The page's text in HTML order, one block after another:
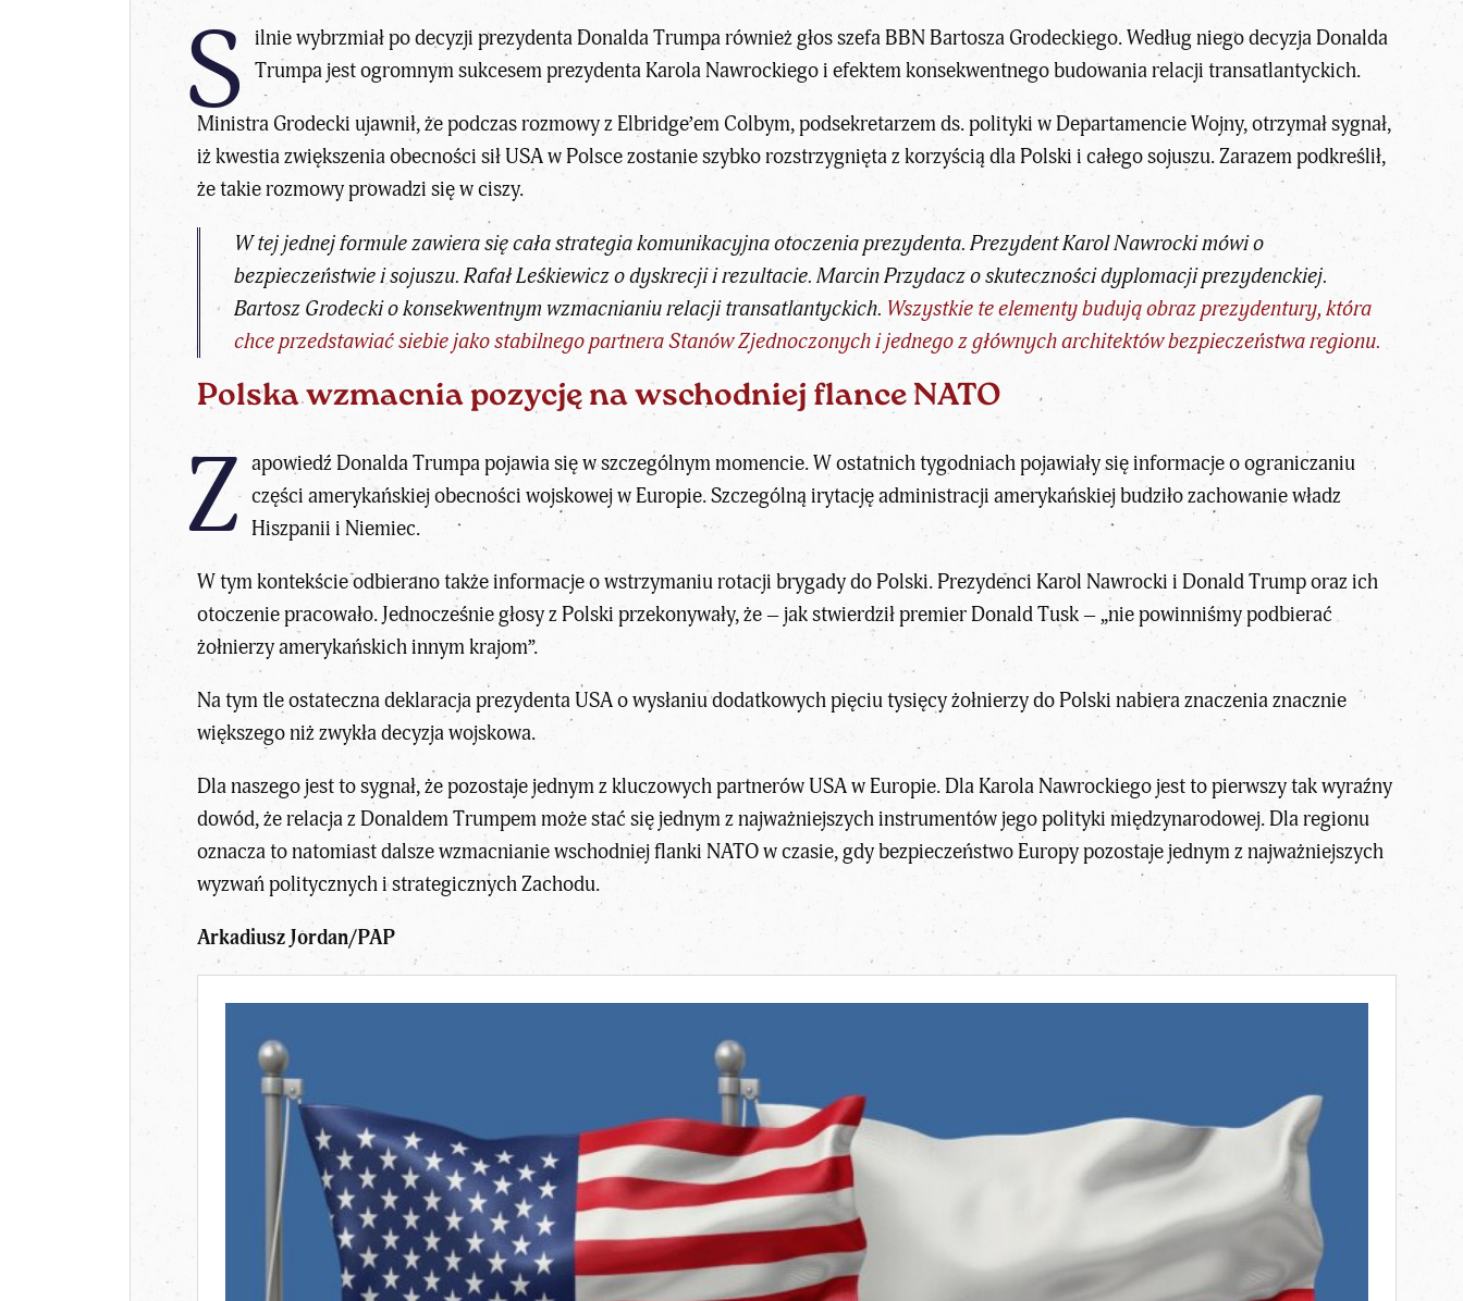
S ilnie wybrzmiał po decyzji prezydenta Donalda Trumpa również głos szefa BBN Bartosza Grodeckiego. Według niego decyzja Donalda
Trumpa jest ogromnymsukcesem prezydenta Karola Nawrockiegoi efektem konsekwentnego budowania relacji transatlantyckich.
Ministra Grodecki ujawnił, że podczas rozmowy z Elbridge’em Colbym, podsekretarzem ds. polityki w Departamencie Wojny, otrzymał sygnał,
iż kwestia zwiększenia obecności sił USA w Polsce zostanie szybko rozstrzygnięta z korzyścią dla Polski i całego sojuszu. Zarazem podkreślił,
że takie rozmowy prowadzi się w ciszy.
W tej jednej formule zawiera się cała strategia komunikacyjna otoczenia prezydenta. Prezydent Karol Nawrocki mówi o
bezpieczeństwie i sojuszu. Rafał Leśkiewicz o dyskrecji i rezultacie. Marcin Przydacz o skuteczności dyplomacji prezydenckiej.
Bartosz Grodecki o konsekwentnym wzmacnianiu relacji transatlantyckich. Wszystkie te elementy budują obraz prezydentury, która
chce przedstawiać siebie jako stabilnego partnera Stanów Zjednoczonych i jednego z głównych architektów bezpieczeństwa regionu.
Polska wzmacnia pozycję na wschodniej flance NATO
Z apowiedź Donalda Trumpa pojawia się w szczególnym momencie. W ostatnich tygodniach pojawiały się informacje o ograniczaniu
części amerykańskiej obecności wojskowej w Europie. Szczególną irytację administracji amerykańskiej budziło zachowanie władz
Hiszpanii i Niemiec.
W tym kontekście odbierano także informacje o wstrzymaniu rotacji brygady do Polski. Prezydenci Karol Nawrocki i Donald Trump oraz ich
otoczenie pracowało. Jednocześnie głosy z Polski przekonywały, że – jak stwierdził premier Donald Tusk – „nie powinniśmy podbierać
żołnierzy amerykańskich innym krajom”.
Na tym tle ostateczna deklaracja prezydenta USA o wysłaniu dodatkowych pięciu tysięcy żołnierzy do Polski nabiera znaczenia znacznie
większego niż zwykła decyzja wojskowa.
Dla naszego jest to sygnał, że pozostaje jednym z kluczowych partnerów USA w Europie. Dla Karola Nawrockiego jest to pierwszy tak wyraźny
dowód, że relacja z Donaldem Trumpem może stać się jednym z najważniejszych instrumentów jego polityki międzynarodowej. Dla regionu
oznacza to natomiast dalsze wzmacnianie wschodniej flanki NATO w czasie, gdy bezpieczeństwo Europy pozostaje jednym z najważniejszych
wyzwań politycznych i strategicznych Zachodu.
Arkadiusz Jordan/PAP